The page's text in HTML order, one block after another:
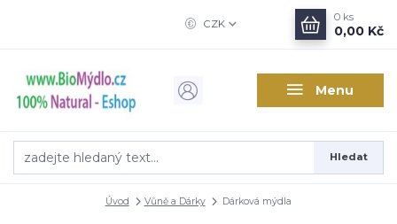
Menu
CZK
Hledat
0 ks
0,00 Kč
Úvod Vůně a Dárky Dárková mýdla